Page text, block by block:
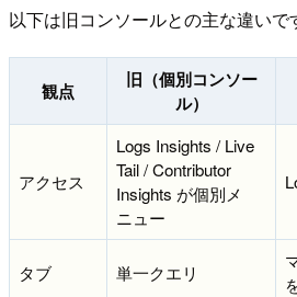
以下は旧コンソールとの主な違いで
観点
旧（個別コンソー
ル）
アクセス
Logs Insights / Live
Tail / Contributor
Insights が個別メ
ニュー
タブ 単一クエリ